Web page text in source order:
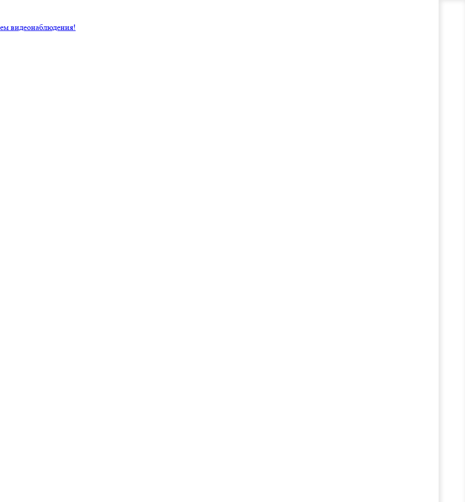
видеонаблюдения!